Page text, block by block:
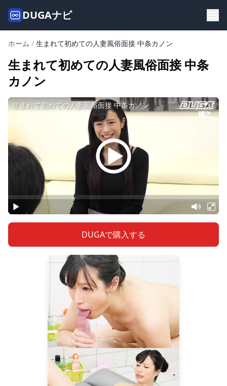
DUGAナビ
ホーム / 生まれて初めての人妻風俗面接 中条カノン
生まれて初めての人妻風俗面接 中条
カノン
DUGAで購入する